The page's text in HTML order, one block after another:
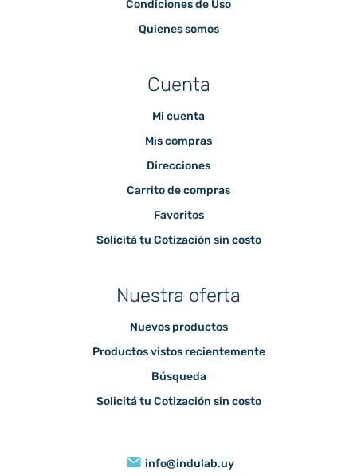
Condiciones de Uso
Quienes somos
Cuenta
Mi cuenta
Mis compras
Direcciones
Carrito de compras
Favoritos
Solicitá tu Cotización sin costo
Nuestra oferta
Nuevos productos
Productos vistos recientemente
Búsqueda
Solicitá tu Cotización sin costo
info@indulab.uy